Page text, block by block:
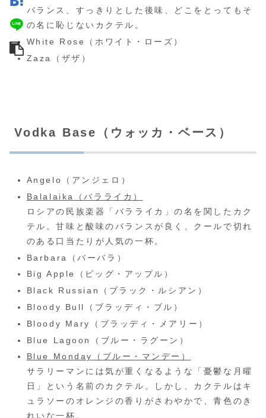
バランス、すっきりとした後味、どこをとってもそ
の名に恥じないカクテル。
White Rose（ホワイト・ローズ）
Zaza（ザザ）
Vodka Base（ウォッカ・ベース）
Angelo（アンジェロ）
Balalaika（バラライカ）
ロシアの民族楽器「バラライカ」の名を関したカク
テル。甘味と酸味のバランスが良く、クールで切れ
のある口当たりが人気の一杯。
Barbara（バーバラ）
Big Apple（ビッグ・アップル）
Black Russian（ブラック・ルシアン）
Bloody Bull（ブラッディ・ブル）
Bloody Mary（ブラッディ・メアリー）
Blue Lagoon（ブルー・ラグーン）
Blue Monday（ブルー・マンデー）
サラリーマンには気が重くなるような「憂鬱な月曜
日」という名前のカクテル。しかし、カクテルはキ
ュラソーのオレンジの香りがさわやかで、青色のき
れいな一杯。